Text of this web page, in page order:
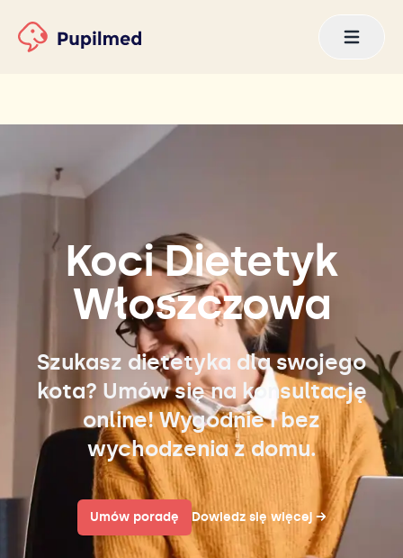
Koci Dietetyk
Włoszczowa
Szukasz dietetyka dla swojego
kota? Umów się na konsultację
online! Wygodnie i bez
wychodzenia z domu.
Umów poradę Dowiedz się więcej →